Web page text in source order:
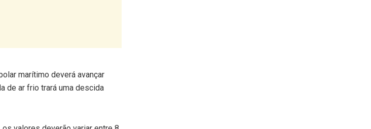
de ar frio trará uma descida
valores deverão variar entre 8
Lisboa e Faro, que deverão